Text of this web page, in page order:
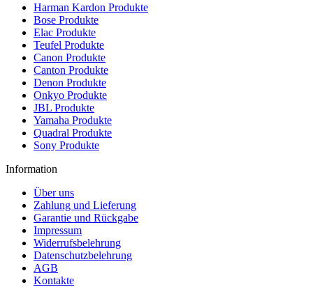
Harman Kardon Produkte
Bose Produkte
Elac Produkte
Teufel Produkte
Canon Produkte
Canton Produkte
Denon Produkte
Onkyo Produkte
JBL Produkte
Yamaha Produkte
Quadral Produkte
Sony Produkte
Information
Über uns
Zahlung und Lieferung
Garantie und Rückgabe
Impressum
Widerrufsbelehrung
Datenschutzbelehrung
AGB
Kontakte